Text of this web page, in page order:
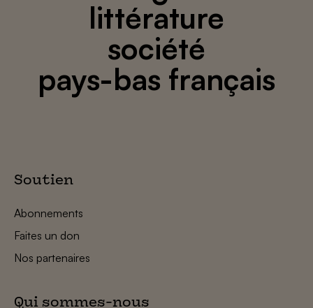
littérature
société
pays-bas français
Soutien
Abonnements
Faites un don
Nos partenaires
Qui sommes-nous